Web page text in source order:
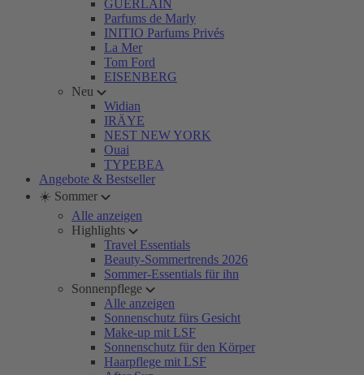
GUERLAIN
Parfums de Marly
INITIO Parfums Privés
La Mer
Tom Ford
EISENBERG
Neu
Widian
IRÄYE
NEST NEW YORK
Ouai
TYPEBEA
Angebote & Bestseller
☀️ Sommer
Alle anzeigen
Highlights
Travel Essentials
Beauty-Sommertrends 2026
Sommer-Essentials für ihn
Sonnenpflege
Alle anzeigen
Sonnenschutz fürs Gesicht
Make-up mit LSF
Sonnenschutz für den Körper
Haarpflege mit LSF